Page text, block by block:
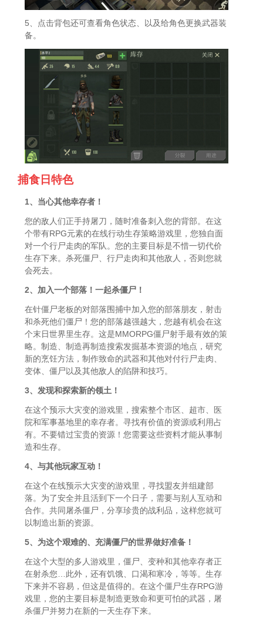
5、点击背包还可查看角色状态、以及给角色更换武器装
备。
捕食日特色
1、当心其他幸存者！
您的敌人们正手持屠刀，随时准备刺入您的背部。在这
个带有RPG元素的在线行动生存策略游戏里，您独自面
对一个行尸走肉的军队。您的主要目标是不惜一切代价
生存下来。杀死僵尸、行尸走肉和其他敌人，否则您就
会死去。
2、加入一个部落！一起杀僵尸！
在针僵尸老板的对部落围捕中加入您的部落朋友，射击
和杀死他们僵尸！您的部落越强越大，您越有机会在这
个末日世界里生存。这是MMORPG僵尸射手最有效的策
略。制造、制造再制造搜索发掘基本资源的地点，研究
新的烹饪方法，制作致命的武器和其他对付行尸走肉、
变体、僵尸以及其他敌人的陷阱和技巧。
3、发现和探索新的领土！
在这个预示大灾变的游戏里，搜索整个市区、超市、医
院和军事基地里的幸存者。寻找有价值的资源或利用占
有。不要错过宝贵的资源！您需要这些资料才能从事制
造和生存。
4、与其他玩家互动！
在这个在线预示大灾变的游戏里，寻找盟友并组建部
落。为了安全并且活到下一个日子，需要与别人互动和
合作。共同屠杀僵尸，分享珍贵的战利品，这样您就可
以制造出新的资源。
5、为这个艰难的、充满僵尸的世界做好准备！
在这个大型的多人游戏里，僵尸、变种和其他幸存者正
在射杀您…此外，还有饥饿、口渴和寒冷，等等。生存
下来并不容易，但这是值得的。在这个僵尸生存RPG游
戏里，您的主要目标是制造更致命和更可怕的武器，屠
杀僵尸并努力在新的一天生存下来。